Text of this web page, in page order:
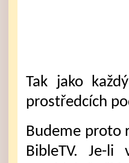
Tak jako
prostředcích
Budeme proto
BibleTV. Je-li